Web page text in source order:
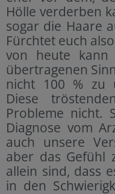
Hölle verderben
sogar die Haare
Fürchtet euch
von heute
übertragenen
nicht 100 % zu
Diese
Probleme nicht.
Diagnose vom
auch unsere
aber das Gefühl
allein sind, dass
in den